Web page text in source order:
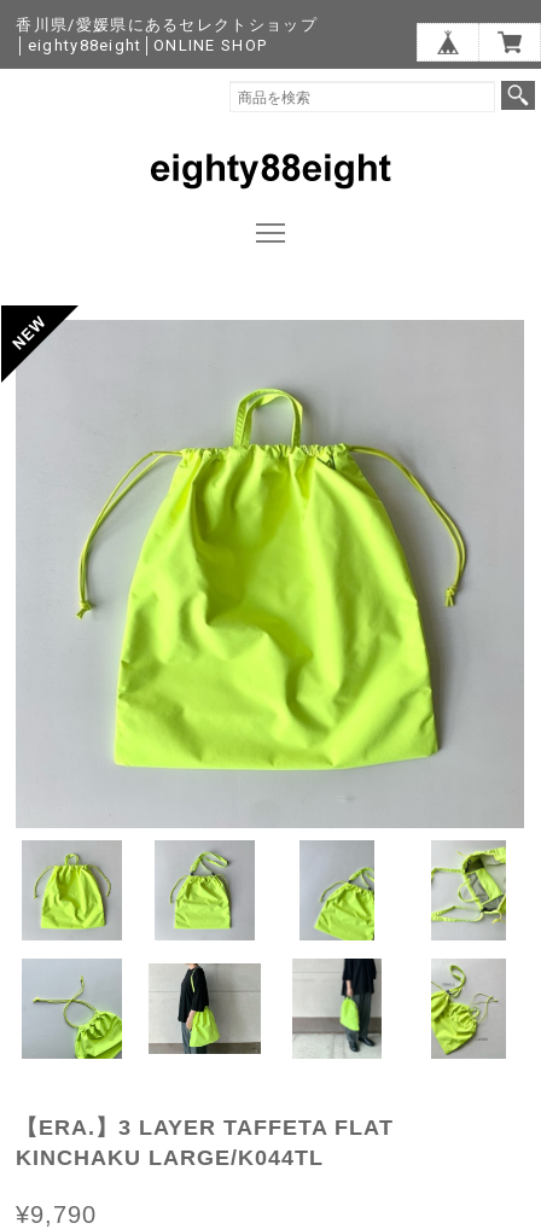
香川県/愛媛県にあるセレクトショップ
│eighty88eight│ONLINE SHOP
【ERA.】3 LAYER TAFFETA FLAT
KINCHAKU LARGE/K044TL
¥9,790